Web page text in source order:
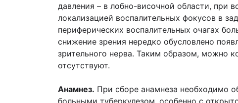
давления – в лобно-височной области, при
локализацией воспалительных фокусов в
периферических воспалительных очагах
снижение зрения нередко обусловлено
зрительного нерва. Таким образом, можно
отсутствуют.
Анамнез. При сборе анамнеза необходимо
больными туберкулезом, особенно с